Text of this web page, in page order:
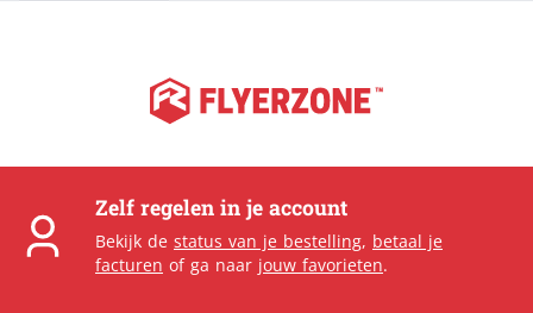
Zelf regelen in je account
Bekijk de status van je bestelling, betaal je
facturen of ga naar jouw favorieten.